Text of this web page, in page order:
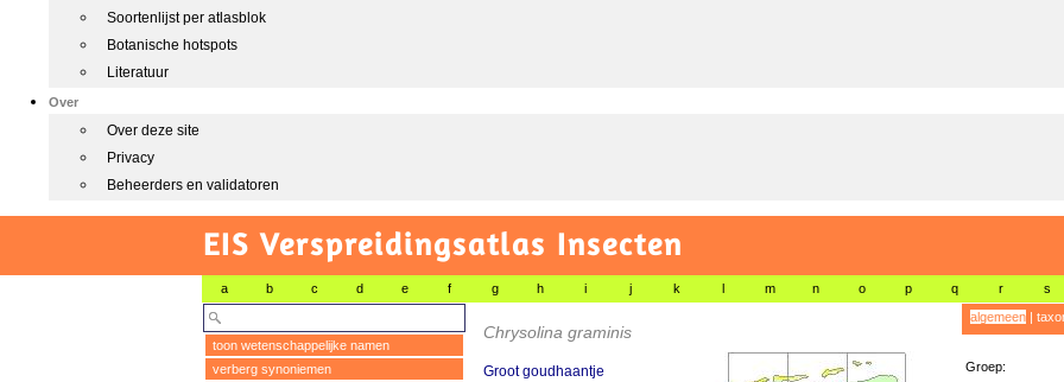
Soortenlijst per atlasblok
Botanische hotspots
Literatuur
Over
Over deze site
Privacy
Beheerders en validatoren
EIS Verspreidingsatlas Insecten
a b c d e f g h i j k l m n o p q r s
toon wetenschappelijke namen
verberg synoniemen
Chrysolina graminis
Groot goudhaantje
algemeen|
Groep: